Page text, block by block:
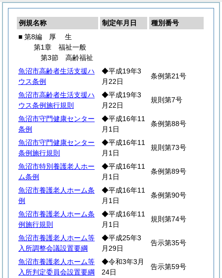
例規名称 制定年月日
種別番号
■ 第8編 厚 生
第1章 福祉一般
第3節 高齢福祉
魚沼市高齢者生活支援ハ
ウス条例
◆平成19年3
月22日
条例第21号
魚沼市高齢者生活支援ハ
ウス条例施行規則
◆平成19年3
月22日
規則第7号
魚沼市守門健康センター
条例
◆平成16年11
月1日
条例第88号
魚沼市守門健康センター
条例施行規則
◆平成16年11
月1日
規則第73号
魚沼市特別養護老人ホー
ム条例
◆平成16年11
月1日
条例第89号
魚沼市養護老人ホーム条
例
◆平成16年11
月1日
条例第90号
魚沼市養護老人ホーム条
例施行規則
◆平成16年11
月1日
規則第74号
魚沼市養護老人ホーム等
入所調整会議設置要綱
◆平成25年3
月29日
告示第35号
魚沼市養護老人ホーム等
入所判定委員会設置要綱
◆令和3年3月
24日
告示第59号